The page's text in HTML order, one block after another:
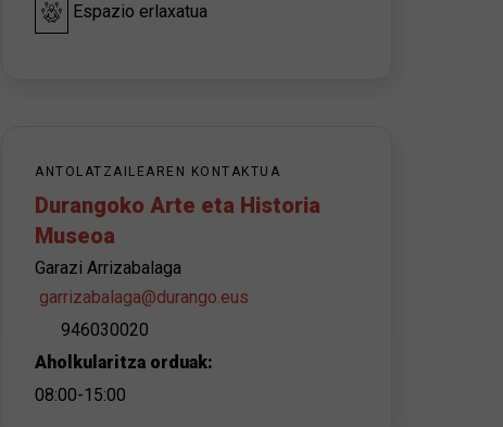
Espazio erlaxatua
ANTOLATZAILEAREN KONTAKTUA
Durangoko Arte eta Historia
Museoa
Garazi Arrizabalaga
garrizabalaga@durango.eus
946030020
Aholkularitza orduak:
08:00-15:00